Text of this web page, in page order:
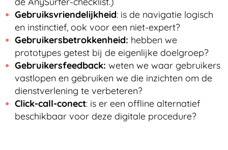
Gebruiksvriendelijkheid: is de navigatie logisch
en instinctief, ook voor een niet-expert?
Gebruikersbetrokkenheid: hebben we
prototypes getest bij de eigenlijke doelgroep?
Gebruikersfeedback: weten we waar gebruikers
vastlopen en gebruiken we die inzichten om de
dienstverlening te verbeteren?
Click-call-conect: is er een offline alternatief
beschikbaar voor deze digitale procedure?